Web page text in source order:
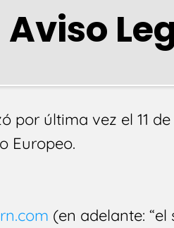
Aviso
por última vez el 11
Europeo.
(en adelante: